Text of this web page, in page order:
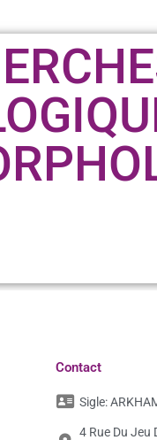
Contact
Sigle:
4 Rue Du Jeu